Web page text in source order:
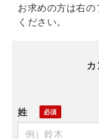
お求めの方は右
ください。
姓